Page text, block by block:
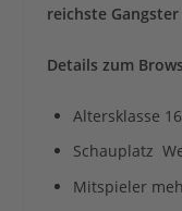
reichste
Details zum
Altersklasse
Schauplatz
Mitspieler